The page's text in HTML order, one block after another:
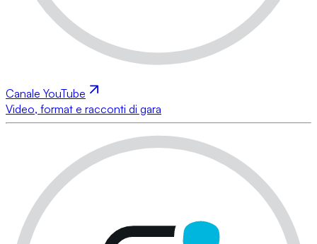
Canale YouTube
Video, format e racconti di gara